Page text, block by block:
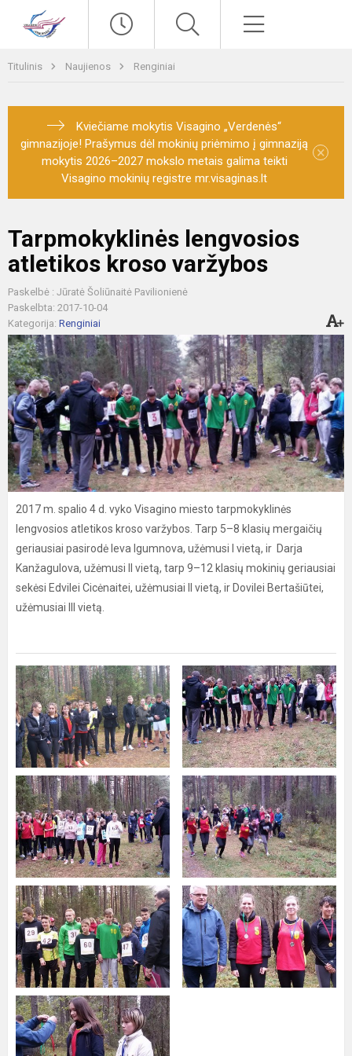
Titulinis Naujienos Renginiai
Kviečiame mokytis Visagino „Verdenės“
gimnazijoje! Prašymus dėl mokinių priėmimo į gimnaziją
mokytis 2026–2027 mokslo metais galima teikti
Visagino mokinių registre mr.visaginas.lt
×
Tarpmokyklinės lengvosios
atletikos kroso varžybos
Paskelbė : Jūratė Šoliūnaitė Pavilionienė
Paskelbta: 2017-10-04
Kategorija: Renginiai
2017 m. spalio 4 d. vyko Visagino miesto tarpmokyklinės
lengvosios atletikos kroso varžybos. Tarp 5–8 klasių mergaičių
geriausiai pasirodė Ieva Igumnova, užėmusi I vietą, ir Darja
Kanžagulova, užėmusi II vietą, tarp 9–12 klasių mokinių geriausiai
sekėsi Edvilei Cicėnaitei, užėmusiai II vietą, ir Dovilei Bertašiūtei,
užėmusiai III vietą.